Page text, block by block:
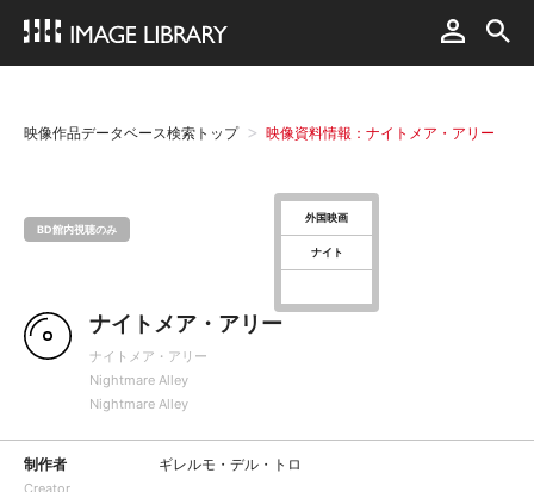
映像作品データベース検索トップ 映像資料情報：ナイトメア・アリー
BD館内視聴のみ
外国映画
ナイト
ナイトメア・アリー
ナイトメア・アリー
Nightmare Alley
Nightmare Alley
制作者
Creator
ギレルモ・デル・トロ